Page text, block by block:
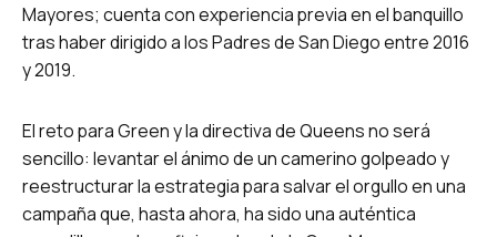
Mayores; cuenta con experiencia previa en el banquillo
tras haber dirigido a los Padres de San Diego entre 2016
y 2019.
El reto para Green y la directiva de Queens no será
sencillo: levantar el ánimo de un camerino golpeado y
reestructurar la estrategia para salvar el orgullo en una
campaña que, hasta ahora, ha sido una auténtica